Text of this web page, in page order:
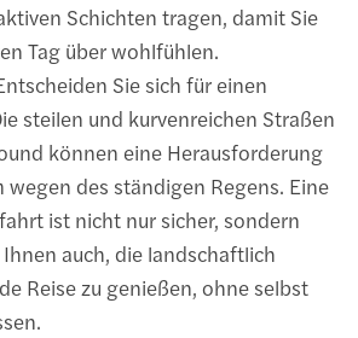
Schichten tragen, damit Sie
Tag über wohlfühlen.
Sie sich für einen
steilen und kurvenreichen Straßen
können eine Herausforderung
wegen des ständigen Regens. Eine
ist nicht nur sicher, sondern
auch, die landschaftlich
Reise zu genießen, ohne selbst